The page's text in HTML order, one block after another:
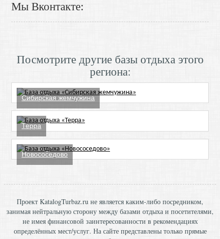
Мы Вконтакте:
Посмотрите другие базы отдыха этого
региона:
Сибирская жемчужина
Терра
Новососедово
Проект KatalogTurbaz.ru не является каким-либо посредником,
занимая нейтральную сторону между базами отдыха и посетителями,
не имея финансовой заинтересованности в рекомендациях
определённых мест/услуг. На сайте представлены только прямые